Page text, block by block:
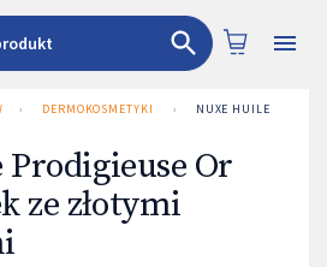
› DERMOKOSMETYKI › NUXE HUILE
Or
ze złotymi